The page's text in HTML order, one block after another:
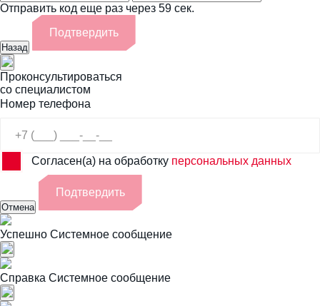
Отправить код еще раз через 59 сек.
Назад
Подтвердить
Проконсультироваться
со специалистом
Номер телефона
Согласен(а) на обработку персональных данных
Отмена
Подтвердить
Успешно Системное сообщение
Справка Системное сообщение